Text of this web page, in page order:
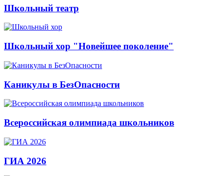
Школьный театр
Школьный хор "Новейшее поколение"
Каникулы в БезОпасности
Всероссийская олимпиада школьников
ГИА 2026